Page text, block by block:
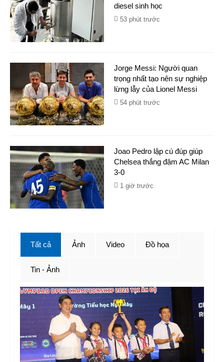
diesel sinh học
53 phút trước
Jorge Messi: Người quan
trọng nhất tạo nên sự nghiệp
lừng lẫy của Lionel Messi
54 phút trước
Joao Pedro lập cú đúp giúp
Chelsea thắng đậm AC Milan
3-0
1 giờ trước
Tất cả Ảnh Video Đồ họa
Tin - Ảnh